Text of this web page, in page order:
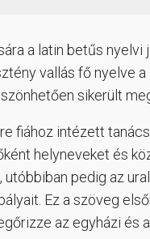
a latin betűs
vallás fő nyelve
sikerült
fiához intézett
helyneveket és
pedig az
Ez a szöveg
az egyházi és